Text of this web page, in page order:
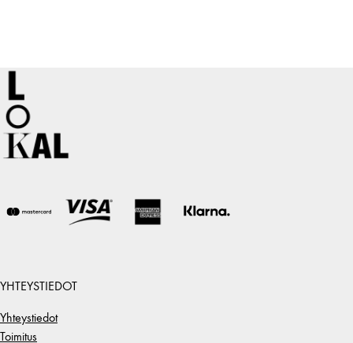
YHTEYSTIEDOT
Yhteystiedot
Toimitus